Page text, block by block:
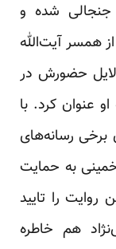
جنجالی شده و
همسر آیت‌الله
حضورش در
۸۴ را توصیه او عنوان کرد. با
رسانه‌های
خمینی به حمایت
را تایید
هم خاطره